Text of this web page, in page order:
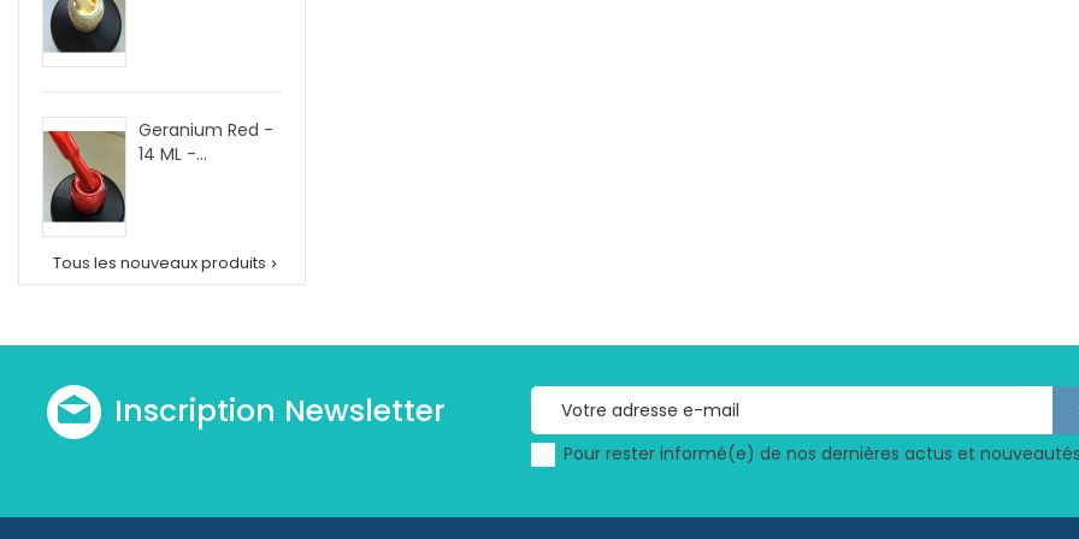
Geranium Red -
14 ML -...
Tous les nouveaux produits 
Inscription Newsletter
Pour rester informé(e) de nos dernières actus et